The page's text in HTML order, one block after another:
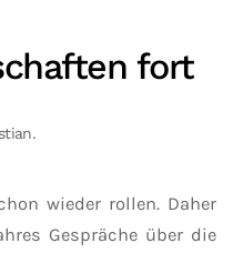
fort
wieder rollen. Daher
Gespräche über die